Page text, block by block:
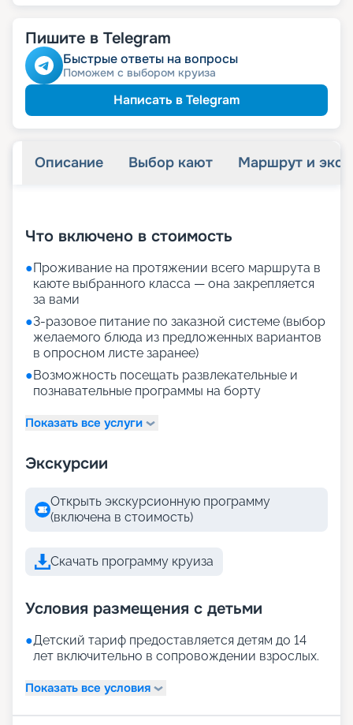
действий и членам их
Пишите в Telegram
Быстрые ответы на вопросы
Поможем с выбором круиза
Написать в Telegram
Описание Выбор кают Маршрут и
Что включено в стоимость
●Проживание на протяжении всего маршрута в
каюте выбранного класса — она закрепляется
за вами
●3-разовое питание по заказной системе (выбор
желаемого блюда из предложенных вариантов
в опросном листе заранее)
●Возможность посещать развлекательные и
познавательные программы на борту
Показать все услуги
Экскурсии
Открыть экскурсионную программу
(включена в стоимость)
Скачать программу круиза
Условия размещения с детьми
●Детский тариф предоставляется детям до 14
лет включительно в сопровождении взрослых.
Показать все условия